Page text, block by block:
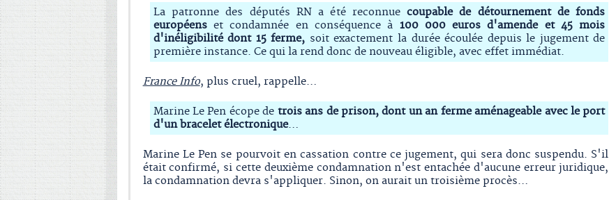
La patronne des députés RN a été reconnuecoupable de détournement de fonds
européenset condamnée en conséquence à 100 000 euros d'amende et 45 mois
d'inéligibilité dont 15 ferme, soit exactement la durée écoulée depuis le jugement de
première instance. Ce qui la rend donc de nouveau éligible, avec effet immédiat.
France Info, plus cruel, rappelle…
Marine Le Pen écope de trois ans de prison, dont un an ferme aménageable avec le port
d'un bracelet électronique…
Marine Le Pen se pourvoit en cassation contre ce jugement, qui sera donc suspendu. S'il
était confirmé, si cette deuxième condamnation n'est entachée d'aucune erreur juridique,
la condamnation devra s'appliquer. Sinon, on aurait un troisième procès…